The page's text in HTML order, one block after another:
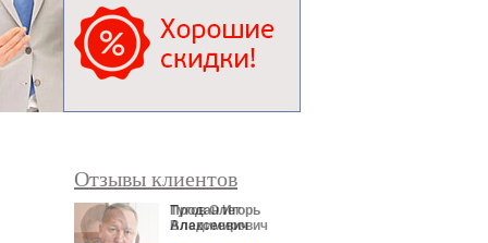
Отзывы клиентов
Продан Игорь
Алексеевич
Тугов Олег
Владимирович